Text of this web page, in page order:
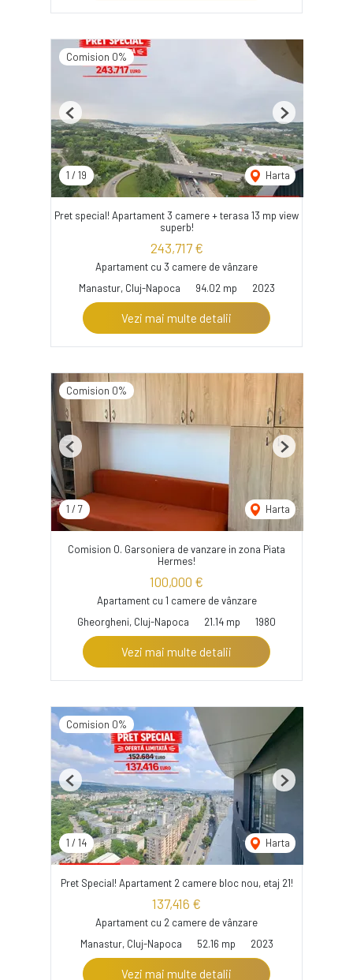
Comision 0%
1 / 19 Harta
Previous Next
Pret special! Apartament 3 camere + terasa 13 mp view
superb!
243,717 €
Apartament cu 3 camere de vânzare
Manastur, Cluj-Napoca
94.02 mp 2023
Vezi mai multe detalii
Comision 0%
1 / 7 Harta
Previous Next
Comision 0. Garsoniera de vanzare in zona Piata
Hermes!
100,000 €
Apartament cu 1 camere de vânzare
Gheorgheni, Cluj-Napoca
21.14 mp 1980
Vezi mai multe detalii
Comision 0%
1 / 14 Harta
Previous Next
Pret Special! Apartament 2 camere bloc nou, etaj 21!
137,416 €
Apartament cu 2 camere de vânzare
Manastur, Cluj-Napoca
52.16 mp 2023
Vezi mai multe detalii